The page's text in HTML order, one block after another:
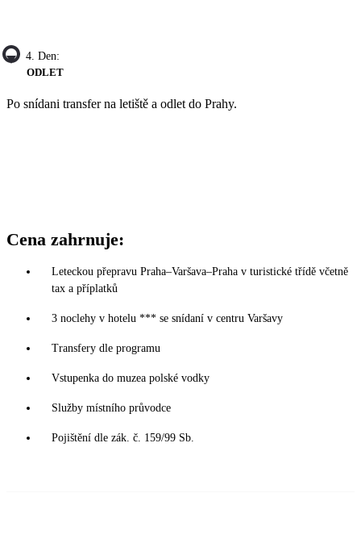
4. Den:
ODLET
Po snídani transfer na letiště a odlet do Prahy.
Cena zahrnuje:
Leteckou přepravu Praha–Varšava–Praha v turistické třídě včetně
tax a příplatků
3 noclehy v hotelu *** se snídaní v centru Varšavy
Transfery dle programu
Vstupenka do muzea polské vodky
Služby místního průvodce
Pojištění dle zák. č. 159/99 Sb.